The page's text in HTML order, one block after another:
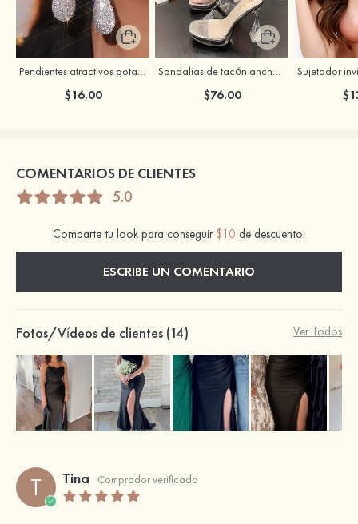
Pendientes atractivos gotas con strass para mujer
$16.00
Sandalias de tacón ancho de PVC con punta abierta para fiesta noche y baile de graduación
$76.00
COMENTARIOS DE CLIENTES
5.0
Comparte tu look para conseguir $10 de descuento.
ESCRIBE UN COMENTARIO
Fotos/Vídeos de clientes (14) Ver Todos
T Tina Comprador verificado